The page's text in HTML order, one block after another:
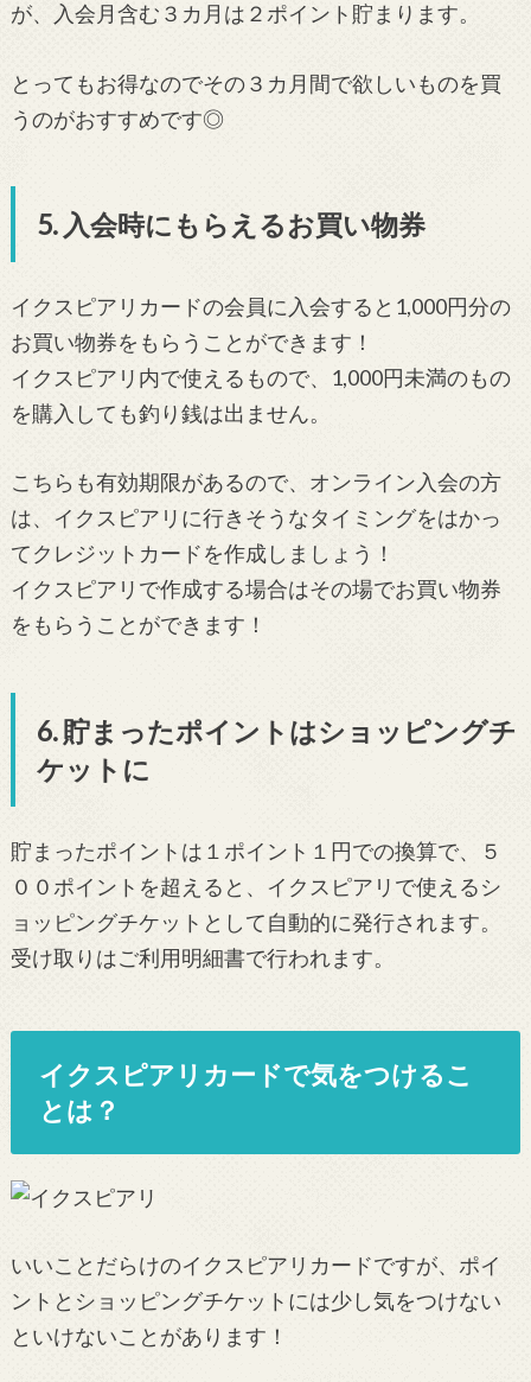
が、入会月含む３カ月は２ポイント貯まります。
とってもお得なのでその３カ月間で欲しいものを買
うのがおすすめです◎
5. 入会時にもらえるお買い物券
イクスピアリカードの会員に入会すると1,000円分の
お買い物券をもらうことができます！
イクスピアリ内で使えるもので、1,000円未満のもの
を購入しても釣り銭は出ません。
こちらも有効期限があるので、オンライン入会の方
は、イクスピアリに行きそうなタイミングをはかっ
てクレジットカードを作成しましょう！
イクスピアリで作成する場合はその場でお買い物券
をもらうことができます！
6. 貯まったポイントはショッピングチ
ケットに
貯まったポイントは１ポイント１円での換算で、５
００ポイントを超えると、イクスピアリで使えるシ
ョッピングチケットとして自動的に発行されます。
受け取りはご利用明細書で行われます。
イクスピアリカードで気をつけるこ
とは？
いいことだらけのイクスピアリカードですが、ポイ
ントとショッピングチケットには少し気をつけない
といけないことがあります！